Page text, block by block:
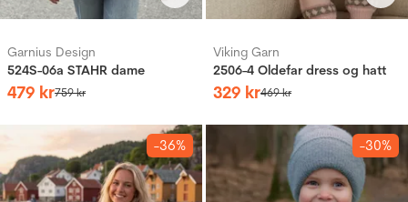
Garnius Design
524S-06a STAHR dame
479 kr759kr
Viking Garn
2506-4 Oldefar dress og hatt
329 kr469kr
-36% -30%